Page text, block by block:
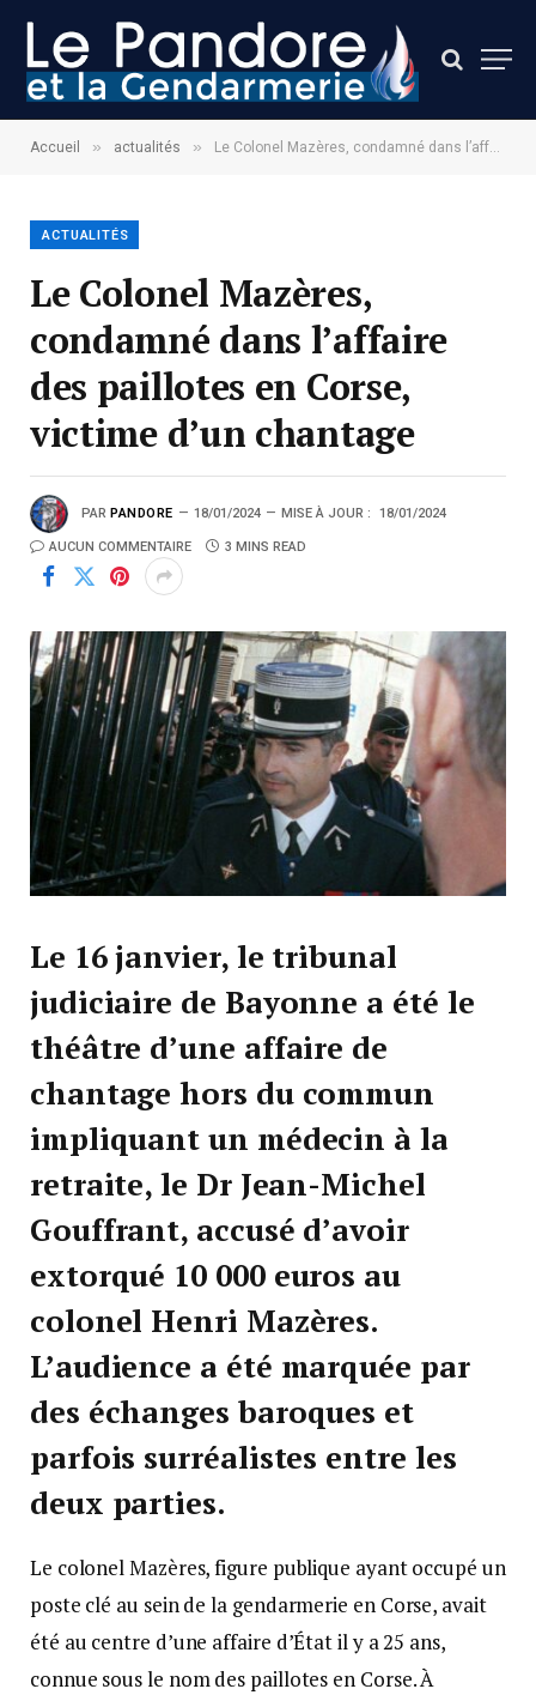
Accueil » actualités » Le Colonel Mazères, condamné dans l’affaire des paillotes en Corse, victime d’un chantage
ACTUALITÉS
Le Colonel Mazères,
condamné dans l’affaire
des paillotes en Corse,
victime d’un chantage
PAR PANDORE 18/01/2024 MISE À JOUR : 18/01/2024
AUCUN COMMENTAIRE 3 MINS READ
Le 16 janvier, le tribunal
judiciaire de Bayonne a été le
théâtre d’une affaire de
chantage hors du commun
impliquant un médecin à la
retraite, le Dr Jean-Michel
Gouffrant, accusé d’avoir
extorqué 10 000 euros au
colonel Henri Mazères.
L’audience a été marquée par
des échanges baroques et
parfois surréalistes entre les
deux parties.
Le colonel Mazères, figure publique ayant occupé un
poste clé au sein de la gendarmerie en Corse, avait
été au centre d’une affaire d’État il y a 25 ans,
connue sous le nom des paillotes en Corse. À